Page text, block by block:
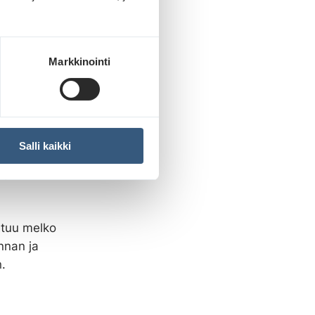
Markkinointi
Salli kaikki
hyvin
kuvaa
melko
ja